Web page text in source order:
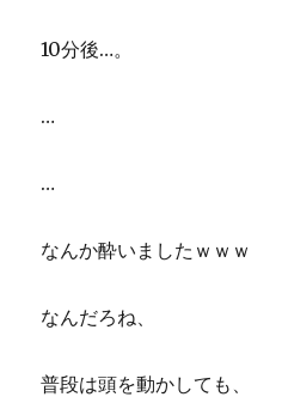
10分後…。
…
…
なんか酔いましたｗｗｗ
なんだろね、
普段は頭を動かしても、